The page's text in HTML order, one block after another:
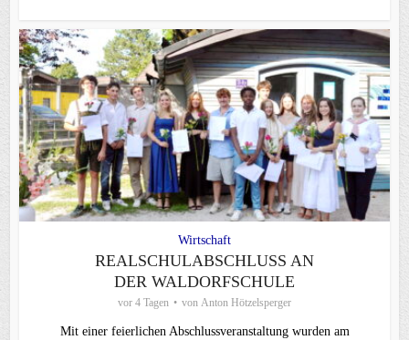
Wirtschaft
REALSCHULABSCHLUSS AN
DER WALDORFSCHULE
vor 4 Tagen von Anton Hötzelsperger
Mit einer feierlichen Abschlussveranstaltung wurden am